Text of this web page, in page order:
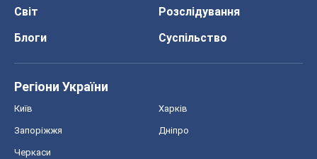
Світ
Розслідування
Блоги
Суспільство
Регіони України
Київ Харків
Запоріжжя Дніпро
Черкаси